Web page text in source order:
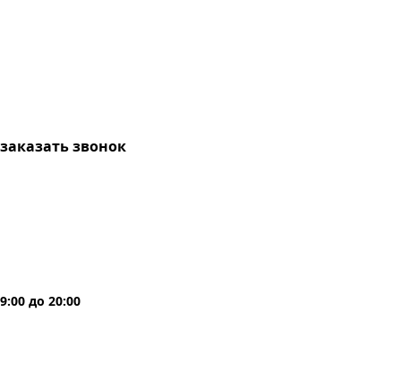
заказать звонок
9:00 до 20:00